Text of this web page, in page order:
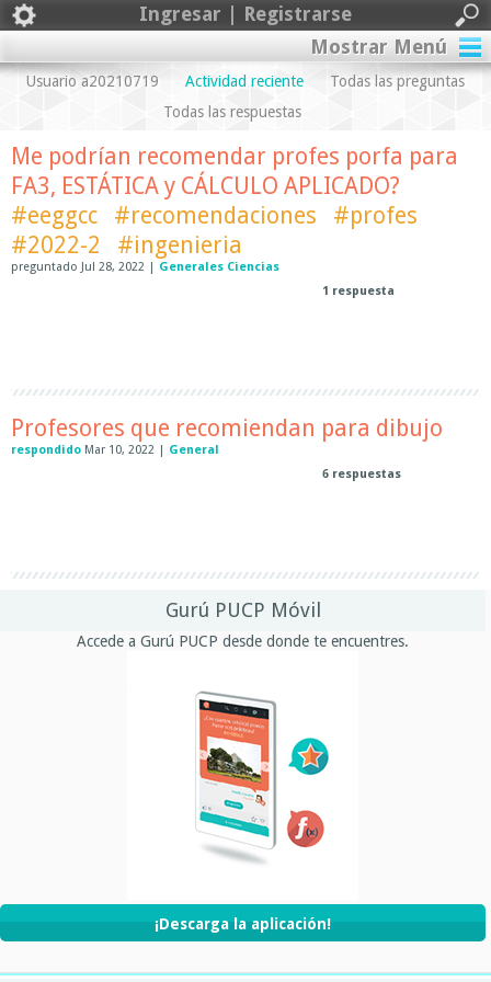
Ingresar | Registrarse
Mostrar Menú
Usuario a20210719 Actividad reciente
Todas las preguntas
Todas las respuestas
Me podrían recomendar profes porfa para
FA3, ESTÁTICA y CÁLCULO APLICADO?
#eeggcc
#recomendaciones
#profes
#2022-2
#ingenieria
preguntado Jul 28, 2022 | Generales Ciencias
1 respuesta
Profesores que recomiendan para dibujo
respondido Mar 10, 2022 | General
6 respuestas
Gurú PUCP Móvil
Accede a Gurú PUCP desde donde te encuentres.
¡Descarga la aplicación!